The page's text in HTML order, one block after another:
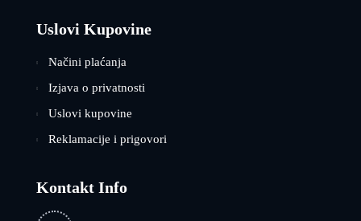
Uslovi Kupovine
Načini plaćanja
Izjava o privatnosti
Uslovi kupovine
Reklamacije i prigovori
Kontakt Info